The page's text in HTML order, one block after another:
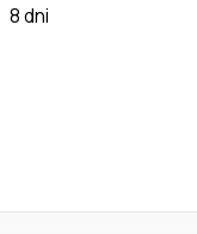
8 dni